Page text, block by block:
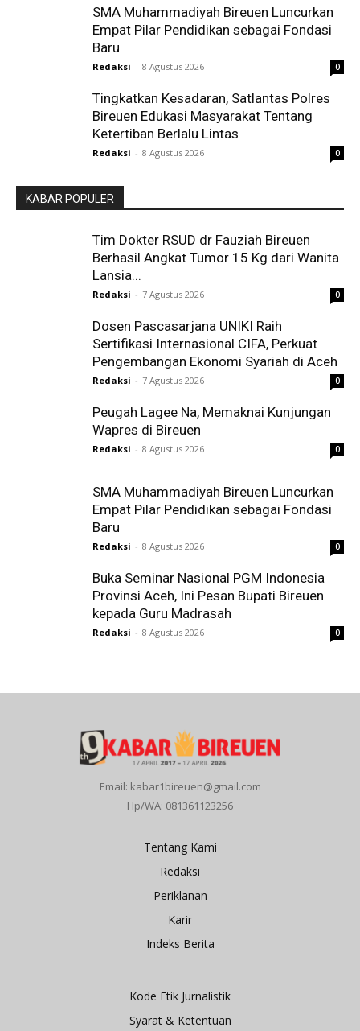
SMA Muhammadiyah Bireuen Luncurkan
Empat Pilar Pendidikan sebagai Fondasi
Baru
Redaksi - 8 Agustus 2026 0
Tingkatkan Kesadaran, Satlantas Polres
Bireuen Edukasi Masyarakat Tentang
Ketertiban Berlalu Lintas
Redaksi - 8 Agustus 2026 0
KABAR POPULER
Tim Dokter RSUD dr Fauziah Bireuen
Berhasil Angkat Tumor 15 Kg dari Wanita
Lansia...
Redaksi - 7 Agustus 2026 0
Dosen Pascasarjana UNIKI Raih
Sertifikasi Internasional CIFA, Perkuat
Pengembangan Ekonomi Syariah di Aceh
Redaksi - 7 Agustus 2026 0
Peugah Lagee Na, Memaknai Kunjungan
Wapres di Bireuen
Redaksi - 8 Agustus 2026 0
SMA Muhammadiyah Bireuen Luncurkan
Empat Pilar Pendidikan sebagai Fondasi
Baru
Redaksi - 8 Agustus 2026 0
Buka Seminar Nasional PGM Indonesia
Provinsi Aceh, Ini Pesan Bupati Bireuen
kepada Guru Madrasah
Redaksi - 8 Agustus 2026 0
Email: kabar1bireuen@gmail.com
Hp/WA: 081361123256
Tentang Kami
Redaksi
Periklanan
Karir
Indeks Berita
Kode Etik Jurnalistik
Syarat & Ketentuan